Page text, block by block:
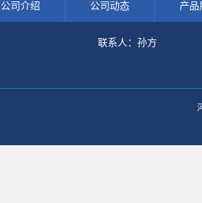
公司介绍 公司动态 产品
联系人：孙方